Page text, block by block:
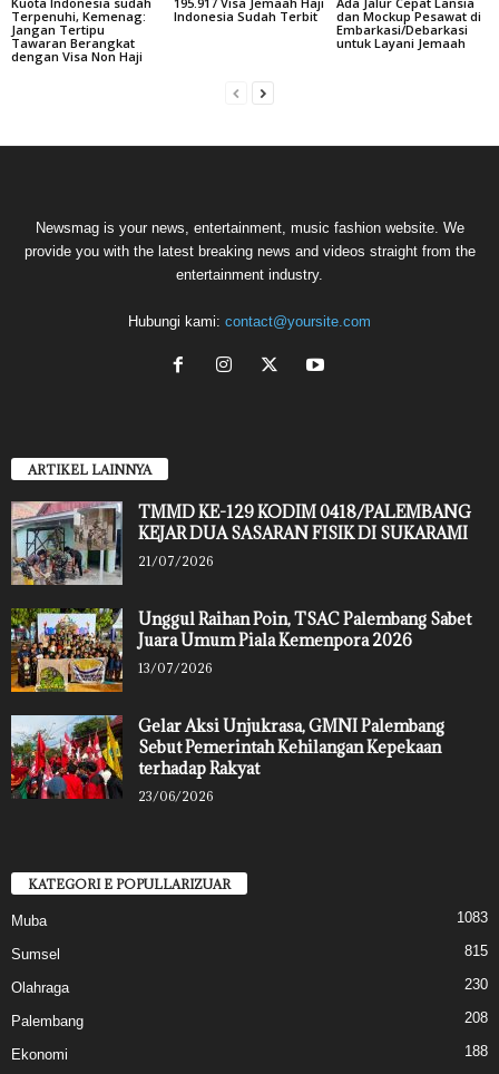
Terpenuhi, Kemenag:
Jangan Tertipu
Tawaran Berangkat
dengan Visa Non Haji
Indonesia Sudah Terbit
dan Mockup Pesawat di
Embarkasi/Debarkasi
untuk Layani Jemaah
Newsmag is your news, entertainment, music fashion website. We
provide you with the latest breaking news and videos straight from the
entertainment industry.
Hubungi kami: contact@yoursite.com
ARTIKEL LAINNYA
TMMD KE-129 KODIM 0418/PALEMBANG
KEJAR DUA SASARAN FISIK DI SUKARAMI
21/07/2026
Unggul Raihan Poin, TSAC Palembang Sabet
Juara Umum Piala Kemenpora 2026
13/07/2026
Gelar Aksi Unjukrasa, GMNI Palembang
Sebut Pemerintah Kehilangan Kepekaan
terhadap Rakyat
23/06/2026
KATEGORI E POPULLARIZUAR
Muba 1083
Sumsel 815
Olahraga 230
Palembang 208
Ekonomi 188